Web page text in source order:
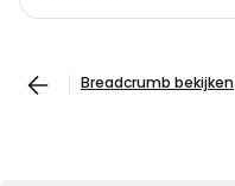
Breadcrumb bekijken